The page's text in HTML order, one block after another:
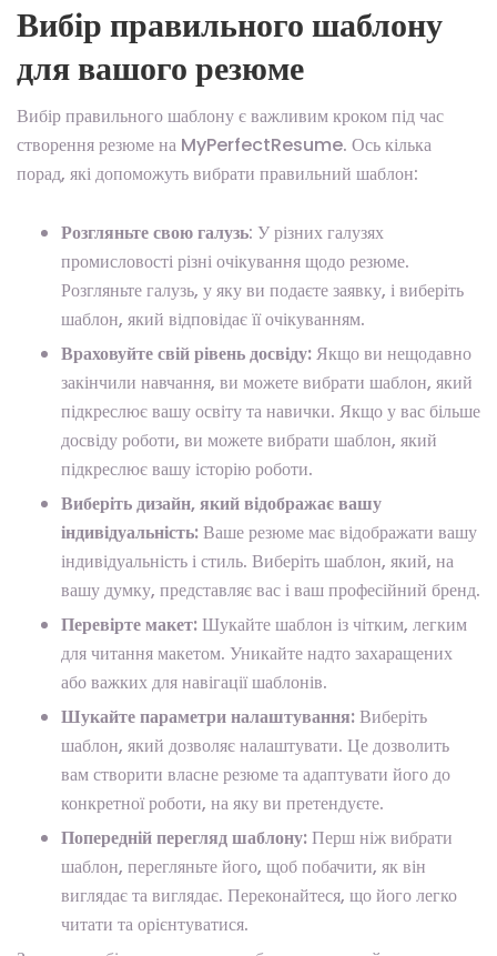
Вибір правильного шаблону
для вашого резюме
Вибір правильного шаблону є важливим кроком під час
створення резюме на MyPerfectResume. Ось кілька
порад, які допоможуть вибрати правильний шаблон:
Розгляньте свою галузь: У різних галузях
промисловості різні очікування щодо резюме.
Розгляньте галузь, у яку ви подаєте заявку, і виберіть
шаблон, який відповідає її очікуванням.
Враховуйте свій рівень досвіду:Якщо ви нещодавно
закінчили навчання, ви можете вибрати шаблон, який
підкреслює вашу освіту та навички. Якщо у вас більше
досвіду роботи, ви можете вибрати шаблон, який
підкреслює вашу історію роботи.
Виберіть дизайн, який відображає вашу
індивідуальність:Ваше резюме має відображати вашу
індивідуальність і стиль. Виберіть шаблон, який, на
вашу думку, представляє вас і ваш професійний бренд.
Перевірте макет:Шукайте шаблон із чітким, легким
для читання макетом. Уникайте надто захаращених
або важких для навігації шаблонів.
Шукайте параметри налаштування:Виберіть
шаблон, який дозволяє налаштувати. Це дозволить
вам створити власне резюме та адаптувати його до
конкретної роботи, на яку ви претендуєте.
Попередній перегляд шаблону:Перш ніж вибрати
шаблон, перегляньте його, щоб побачити, як він
виглядає та виглядає. Переконайтеся, що його легко
читати та орієнтуватися.